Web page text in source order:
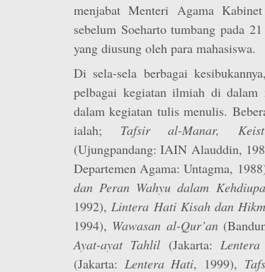
menjabat Menteri Agama
sebelum Soeharto tumbang pada
yang diusung oleh para mahasiswa.
Di sela-sela berbagai
pelbagai kegiatan ilmiah di
dalam kegiatan tulis menulis.
ialah; Tafsir al-Manar,
(Ujungpandang: IAIN Alauddin,
Departemen Agama: Untagma,
dan Peran Wahyu dalam
1992), Lintera Hati Kisah dan
1994), Wawasan al-Qur’an
Ayat-ayat Tahlil (Jakarta:
(Jakarta: Lentera Hati, 1999),